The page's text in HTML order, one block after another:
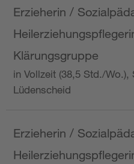
Erzieherin /
Klärungsgruppe
in Vollzeit (38,5 Std./
Lüdenscheid
Erzieherin /